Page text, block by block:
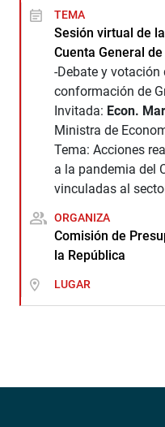
TEMA
Sesión virtual de
Cuenta General
-Debate y
conformación de
Invitada: Econ.
Ministra de
Tema: Acciones
a la pandemia del
vinculadas al
ORGANIZA
Comisión de
la República
LUGAR